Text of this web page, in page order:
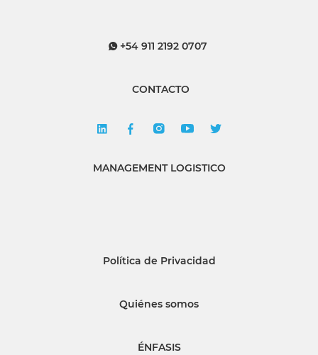
+54 911 2192 0707
CONTACTO
MANAGEMENT LOGISTICO
Política de Privacidad
Quiénes somos
ÉNFASIS